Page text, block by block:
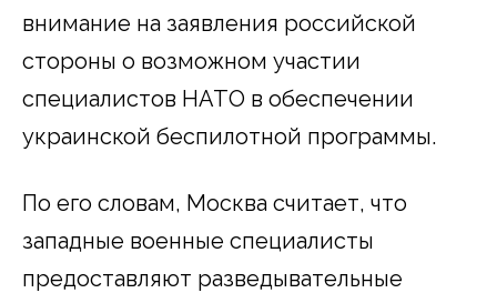
внимание на заявления российской
стороны о возможном участии
специалистов НАТО в обеспечении
украинской беспилотной программы.
По его словам, Москва считает, что
западные военные специалисты
предоставляют разведывательные